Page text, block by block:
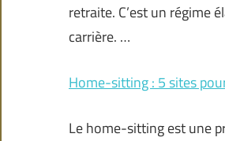
retraite. C’est un régime
carrière. …
Home-sitting : 5 sites
Le home-sitting est une